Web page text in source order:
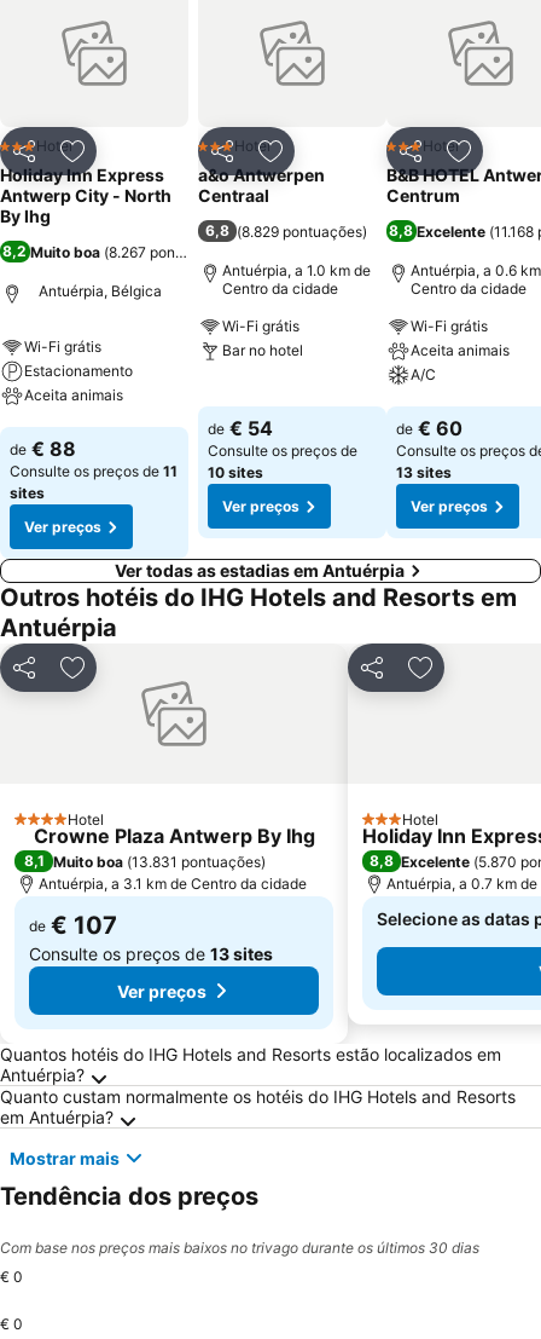
Recepção com atendimento 24 horas, cofre de segurança, jornais,
bar com variadas bebidas, sala de bagagens, elevador e
estacionamento pago. O Hotel oferece gratuitamente acesso a
fax/xerox. Diversas atrações podem ser encontradas nas
proximidades do estabelecimento e fazendo a diversão externa dos
hóspedes.
PartilharAdicionar aos favoritos
3 Estrelas
Hotel
Holiday Inn Express
Antwerp City - North
By Ihg
8,2 Muito boa (8.267 pontuações
Antuérpia, Bélgica
Wi-Fi grátis
Estacionamento
Aceita animais
Ver preços
de € 88
Consulte os preços de 11
sites
Ver preços
PartilharAdicionar aos favoritos
3 Estrelas
Hotel
a&o Antwerpen
Centraal
6,8 (8.829 pontuações)
Antuérpia, a 1.0 km de
Centro da cidade
Wi-Fi grátis
Bar no hotel
de € 54
Consulte os preços de
10 sites
Ver preços
Partilhar
3 Estrelas
Hotel
B&B HOTEL
Centrum
8,8Excelente (
Antuérpia, a 0.6
Centro da cidade
Wi-Fi grátis
Aceita animais
A/C
Ver preços
de € 60
Consulte os preços
13 sites
Ver preços
Ver todas as estadias em Antuérpia
Outros hotéis do IHG Hotels and Resorts em
Antuérpia
PartilharAdicionar aos favoritos
4 Estrelas
Hotel
Crowne Plaza Antwerp By Ihg
8,1 Muito boa (13.831 pontuações)
Antuérpia, a 3.1 km de Centro da cidade
de € 107
Consulte os preços de 13 sites
Ver preços
PartilharAdicionar
3 Estrelas
Hotel
Holiday Inn
8,8 Excelente (5.870
Antuérpia, a 0.7 km
Selecione as datas
Perguntas Frequentes sobre Antuérpia
Quantos hotéis do IHG Hotels and Resorts estão localizados em
Antuérpia?
Quanto custam normalmente os hotéis do IHG Hotels and Resorts
em Antuérpia?
Mostrar mais
Tendência dos preços
Com base nos preços mais baixos no trivago durante os últimos 30 dias
€ 0
€ 0